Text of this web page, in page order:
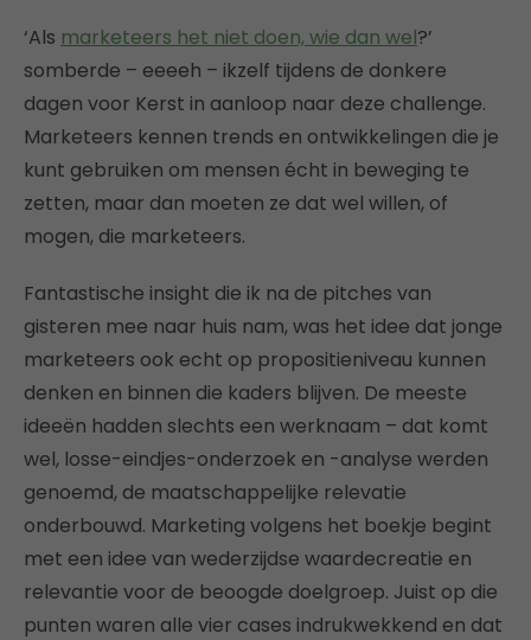
‘Als marketeers het niet doen, wie dan wel?’
somberde – eeeeh – ikzelf tijdens de donkere
dagen voor Kerst in aanloop naar deze challenge.
Marketeers kennen trends en ontwikkelingen die je
kunt gebruiken om mensen écht in beweging te
zetten, maar dan moeten ze dat wel willen, of
mogen, die marketeers.
Fantastische insight die ik na de pitches van
gisteren mee naar huis nam, was het idee dat jonge
marketeers ook echt op propositieniveau kunnen
denken en binnen die kaders blijven. De meeste
ideeën hadden slechts een werknaam – dat komt
wel, losse-eindjes-onderzoek en -analyse werden
genoemd, de maatschappelijke relevatie
onderbouwd. Marketing volgens het boekje begint
met een idee van wederzijdse waardecreatie en
relevantie voor de beoogde doelgroep. Juist op die
punten waren alle vier cases indrukwekkend en dat